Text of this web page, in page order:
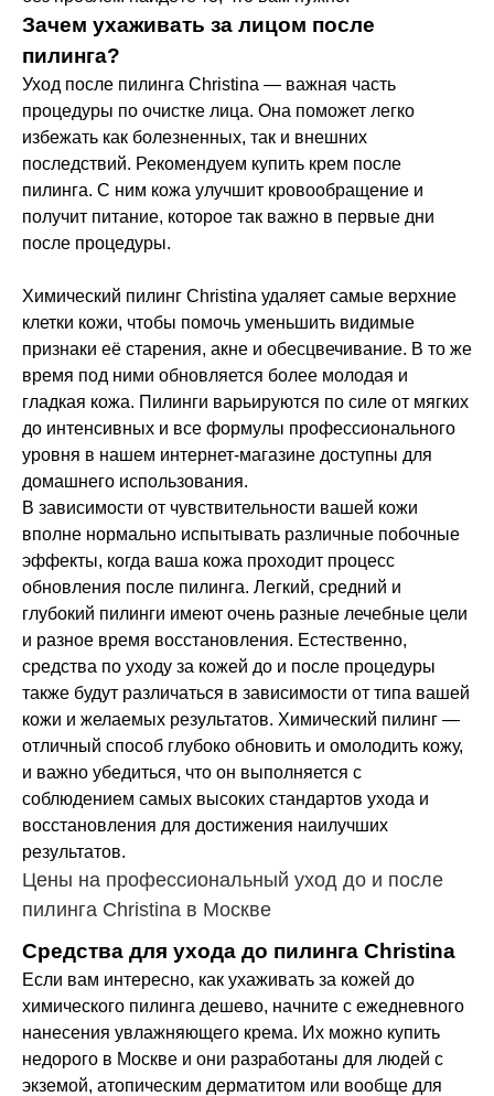
Зачем ухаживать за лицом после
пилинга?
Уход после пилинга Christina — важная часть
процедуры по очистке лица. Она поможет легко
избежать как болезненных, так и внешних
последствий. Рекомендуем купить крем после
пилинга. С ним кожа улучшит кровообращение и
получит питание, которое так важно в первые дни
после процедуры.
Химический пилинг Christina удаляет самые верхние
клетки кожи, чтобы помочь уменьшить видимые
признаки её старения, акне и обесцвечивание. В то же
время под ними обновляется более молодая и
гладкая кожа. Пилинги варьируются по силе от мягких
до интенсивных и все формулы профессионального
уровня в нашем интернет-магазине доступны для
домашнего использования.
В зависимости от чувствительности вашей кожи
вполне нормально испытывать различные побочные
эффекты, когда ваша кожа проходит процесс
обновления после пилинга. Легкий, средний и
глубокий пилинги имеют очень разные лечебные цели
и разное время восстановления. Естественно,
средства по уходу за кожей до и после процедуры
также будут различаться в зависимости от типа вашей
кожи и желаемых результатов. Химический пилинг —
отличный способ глубоко обновить и омолодить кожу,
и важно убедиться, что он выполняется с
соблюдением самых высоких стандартов ухода и
восстановления для достижения наилучших
результатов.
Цены на профессиональный уход до и после
пилинга Christina в Москве
Средства для ухода до пилинга Christina
Если вам интересно, как ухаживать за кожей до
химического пилинга дешево, начните с ежедневного
нанесения увлажняющего крема. Их можно купить
недорого в Москве и они разработаны для людей с
экземой, атопическим дерматитом или вообще для
+7 (495) 640-58-89
+7 (929) 933-09-89